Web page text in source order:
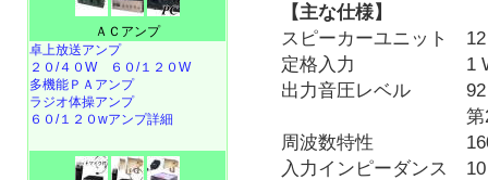
【主な仕様】
スピーカーユニット
定格入力 1 W（
出力音圧レベル 92
第2シグナル入
周波数特性 160
入力インピーダンス
ＡＣアンプ
卓上放送アンプ
２０/４０W
６０/１２０W
多機能ＰＡアンプ
ラジオ体操アンプ
６０/１２０wアンプ詳細